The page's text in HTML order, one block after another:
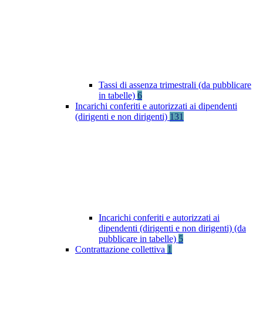
Tassi di assenza trimestrali (da pubblicare
in tabelle) 6
Incarichi conferiti e autorizzati ai dipendenti
(dirigenti e non dirigenti) 131
Incarichi conferiti e autorizzati ai
dipendenti (dirigenti e non dirigenti) (da
pubblicare in tabelle) 5
Contrattazione collettiva 1